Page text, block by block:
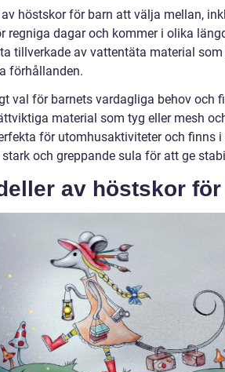
höstskor för barn att välja mellan,
regniga dagar och kommer i olika
tillverkade av vattentäta material
förhållanden.
val för barnets vardagliga behov och
material som tyg eller mesh
för utomhusaktiviteter och finns
och greppande sula för att ge
av höstskor